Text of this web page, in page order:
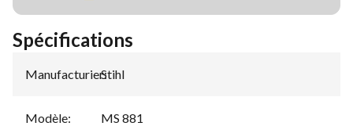
Spécifications
Manufacturier:
Stihl
Modèle: MS 881